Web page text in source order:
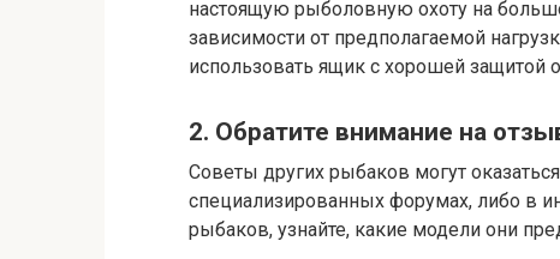
настоящую рыболовную охоту на
зависимости от предполагаемой
использовать ящик с хорошей защитой
2. Обратите внимание на
Советы других рыбаков могут
специализированных форумах, либо в
рыбаков, узнайте, какие модели они